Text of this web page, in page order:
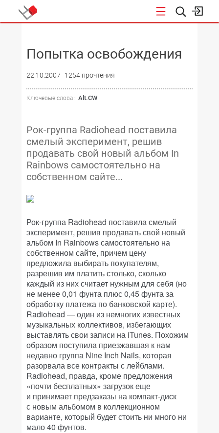
Попытка освобождения
22.10.2007 1254 прочтения
Ключевые слова : Alt.CW
Рок-группа Radiohead поставила
смелый эксперимент, решив
продавать свой новый альбом In
Rainbows самостоятельно на
собственном сайте...
Рок-группа Radiohead поставила смелый
эксперимент, решив продавать свой новый
альбом In Rainbows самостоятельно на
собственном сайте, причем цену
предложила выбирать покупателям,
разрешив им платить столько, сколько
каждый из них считает нужным для себя (но
не менее 0,01 фунта плюс 0,45 фунта за
обработку платежа по банковской карте).
Radiohead — один из немногих известных
музыкальных коллективов, избегающих
выставлять свои записи на iTunes. Похожим
образом поступила приезжавшая к нам
недавно группа Nine Inch Nails, которая
разорвала все контракты с лейблами.
Radiohead, правда, кроме предложения
«почти бесплатных» загрузок еще
и принимает предзаказы на компакт-диск
с новым альбомом в коллекционном
варианте, который будет стоить ни много ни
мало 40 фунтов.